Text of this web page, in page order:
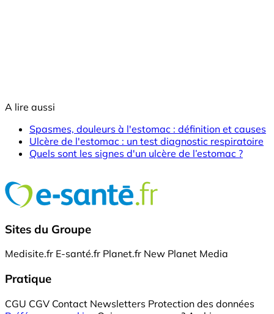
A lire aussi
Spasmes, douleurs à l'estomac : définition et causes
Ulcère de l'estomac : un test diagnostic respiratoire
Quels sont les signes d'un ulcère de l’estomac ?
Sites du Groupe
Medisite.fr E-santé.fr Planet.fr New Planet Media
Pratique
CGU CGV Contact Newsletters Protection des données